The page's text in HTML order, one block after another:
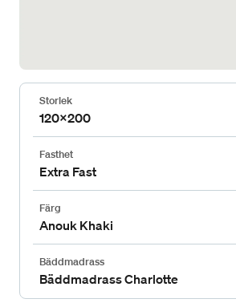
Storlek
120x200
Fasthet
Extra Fast
Färg
Anouk Khaki
Bäddmadrass
Bäddmadrass Charlotte